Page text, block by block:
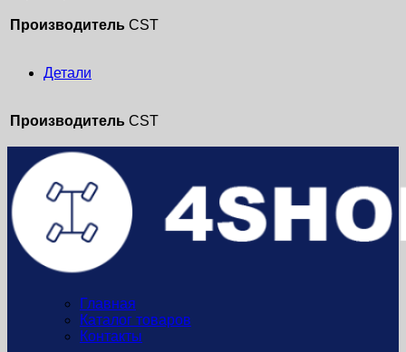
Производитель CST
Детали
Производитель CST
Главная
Каталог товаров
Контакты